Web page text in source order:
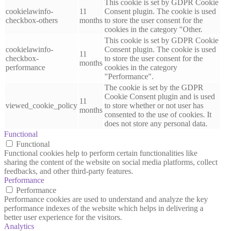
cookielawinfo-
checkbox-others
11
months
This cookie is set by GDPR Cookie
Consent plugin. The cookie is used
to store the user consent for the
cookies in the category "Other.
cookielawinfo-
checkbox-
performance
11
months
This cookie is set by GDPR Cookie
Consent plugin. The cookie is used
to store the user consent for the
cookies in the category
"Performance".
viewed_cookie_policy
11
months
The cookie is set by the GDPR
Cookie Consent plugin and is used
to store whether or not user has
consented to the use of cookies. It
does not store any personal data.
Functional
Functional
Functional cookies help to perform certain functionalities like
sharing the content of the website on social media platforms, collect
feedbacks, and other third-party features.
Performance
Performance
Performance cookies are used to understand and analyze the key
performance indexes of the website which helps in delivering a
better user experience for the visitors.
Analytics